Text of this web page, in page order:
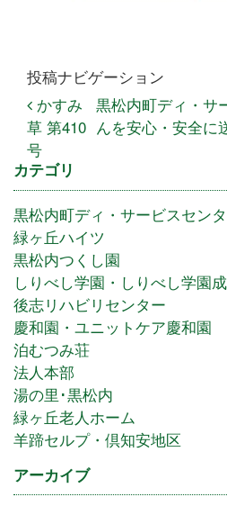
投稿ナビゲーション
かすみ
草 第410
号
黒松内町ディ・サ
んを安心・安全に
カテゴリ
黒松内町ディ・サービスセン
緑ヶ丘ハイツ
黒松内つくし園
しりべし学園・しりべし学園
後志リハビリセンター
慶和園・ユニットケア慶和園
泊むつみ荘
法人本部
湯の里･黒松内
緑ヶ丘老人ホーム
羊蹄セルプ・倶知安地区
アーカイブ